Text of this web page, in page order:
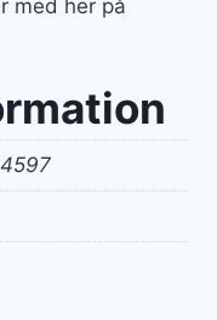
med her på